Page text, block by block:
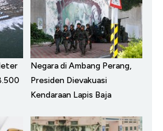
Negara di Ambang Perang,
Presiden Dievakuasi
Kendaraan Lapis Baja